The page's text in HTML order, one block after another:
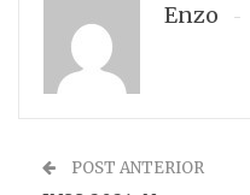
Enzo
POST ANTERIOR